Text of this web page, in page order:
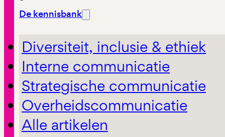
De kennisbank
Diversiteit, inclusie & ethiek
Interne communicatie
Strategische communicatie
Overheidscommunicatie
Alle artikelen